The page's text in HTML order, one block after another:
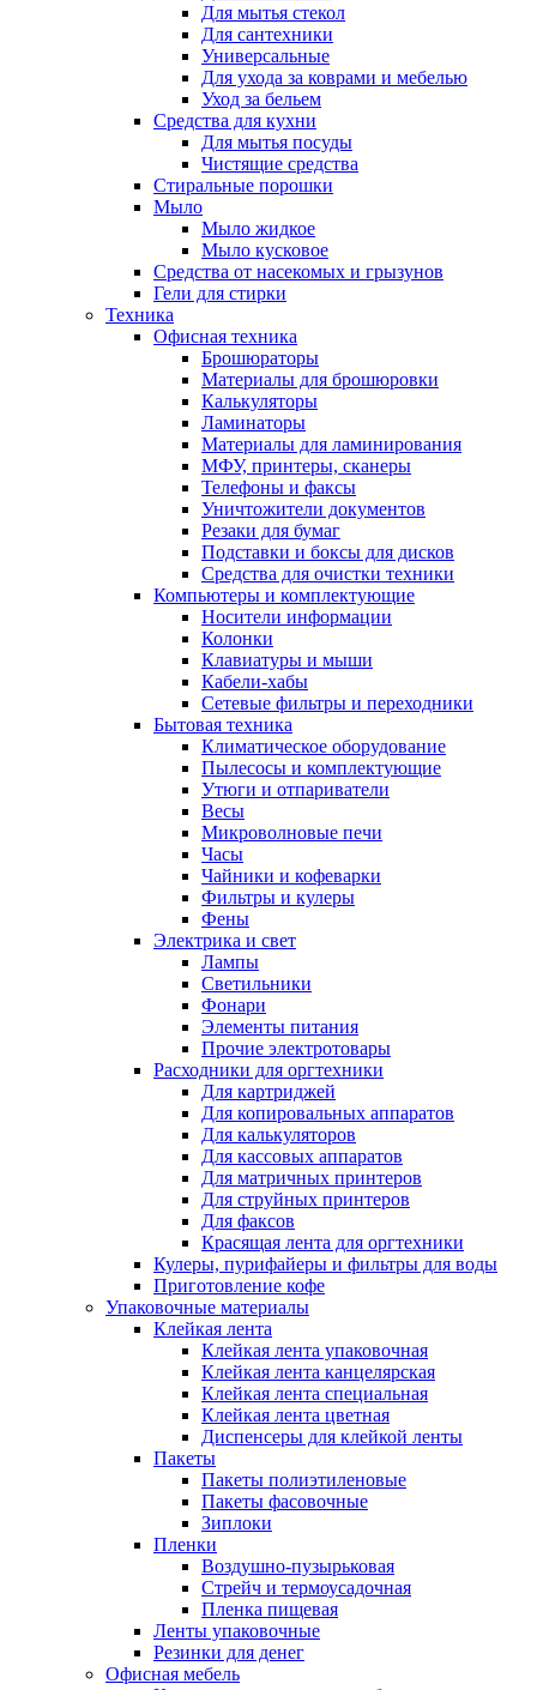
Для мытья стекол
Для сантехники
Универсальные
Для ухода за коврами и мебелью
Уход за бельем
Средства для кухни
Для мытья посуды
Чистящие средства
Стиральные порошки
Мыло
Мыло жидкое
Мыло кусковое
Средства от насекомых и грызунов
Гели для стирки
Техника
Офисная техника
Брошюраторы
Материалы для брошюровки
Калькуляторы
Ламинаторы
Материалы для ламинирования
МФУ, принтеры, сканеры
Телефоны и факсы
Уничтожители документов
Резаки для бумаг
Подставки и боксы для дисков
Средства для очистки техники
Компьютеры и комплектующие
Носители информации
Колонки
Клавиатуры и мыши
Кабели-хабы
Сетевые фильтры и переходники
Бытовая техника
Климатическое оборудование
Пылесосы и комплектующие
Утюги и отпариватели
Весы
Микроволновые печи
Часы
Чайники и кофеварки
Фильтры и кулеры
Фены
Электрика и свет
Лампы
Светильники
Фонари
Элементы питания
Прочие электротовары
Расходники для оргтехники
Для картриджей
Для копировальных аппаратов
Для калькуляторов
Для кассовых аппаратов
Для матричных принтеров
Для струйных принтеров
Для факсов
Красящая лента для оргтехники
Кулеры, пурифайеры и фильтры для воды
Приготовление кофе
Упаковочные материалы
Клейкая лента
Клейкая лента упаковочная
Клейкая лента канцелярская
Клейкая лента специальная
Клейкая лента цветная
Диспенсеры для клейкой ленты
Пакеты
Пакеты полиэтиленовые
Пакеты фасовочные
Зиплоки
Пленки
Воздушно-пузырьковая
Стрейч и термоусадочная
Пленка пищевая
Ленты упаковочные
Резинки для денег
Офисная мебель